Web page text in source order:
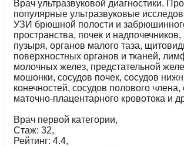
Врач ультразвуковой диагностики.
популярные ультразвуковые
УЗИ брюшной полости и
пространства, почек и
пузыря, органов малого таза,
поверхностных органов и тканей,
молочных желез, предстательной
мошонки, сосудов почек, сосудов
конечностей, сосудов полового члена,
маточно-плацентарного кровотока и
Врач первой категории,
Стаж: 32,
Рейтинг: 4.4,